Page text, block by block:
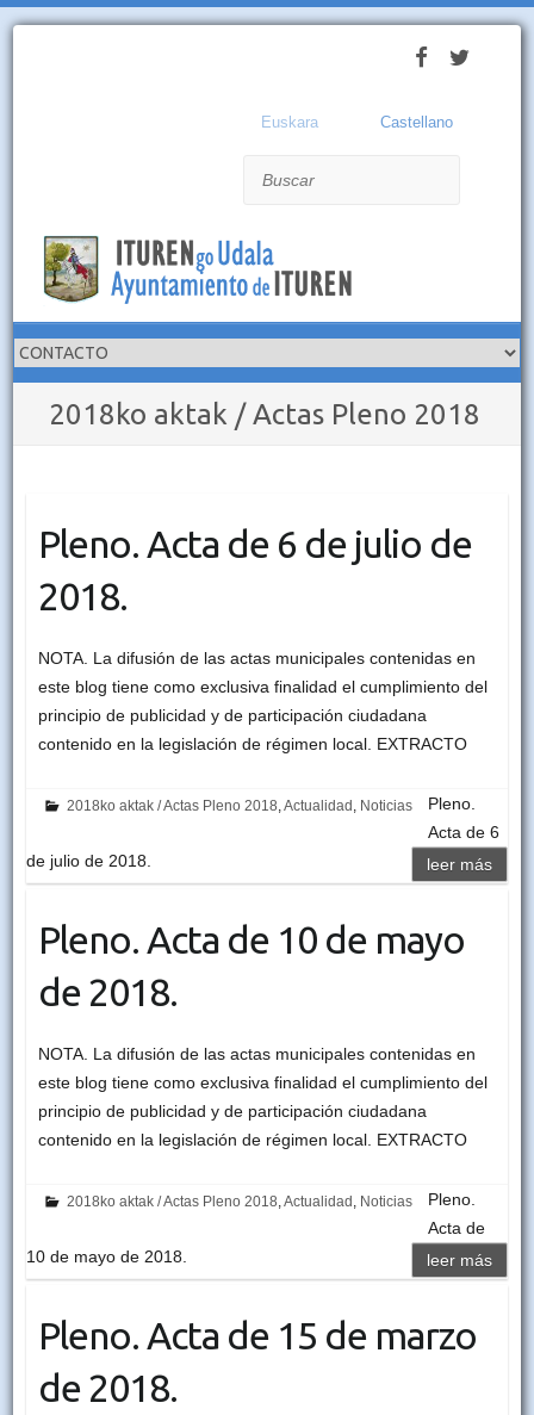
Euskara Castellano
2018ko aktak / Actas Pleno 2018
Pleno. Acta de 6 de julio de
2018.
NOTA. La difusión de las actas municipales contenidas en
este blog tiene como exclusiva finalidad el cumplimiento del
principio de publicidad y de participación ciudadana
contenido en la legislación de régimen local. EXTRACTO
2018ko aktak / Actas Pleno 2018,Actualidad , Noticias
Pleno.
Acta de 6
de julio de 2018.
leer más
Pleno. Acta de 10 de mayo
de 2018.
NOTA. La difusión de las actas municipales contenidas en
este blog tiene como exclusiva finalidad el cumplimiento del
principio de publicidad y de participación ciudadana
contenido en la legislación de régimen local. EXTRACTO
2018ko aktak / Actas Pleno 2018,Actualidad , Noticias
Pleno.
Acta de
10 de mayo de 2018.
leer más
Pleno. Acta de 15 de marzo
de 2018.